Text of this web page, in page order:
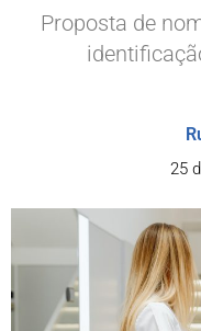
Proposta de
25